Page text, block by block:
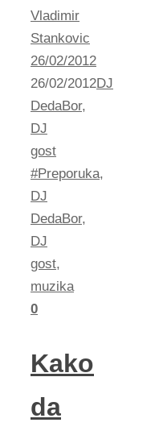
Vladimir
Stankovic
26/02/2012
26/02/2012DJ
DedaBor,
DJ
gost
#Preporuka,
DJ
DedaBor,
DJ
gost,
muzika
0
Kako
da